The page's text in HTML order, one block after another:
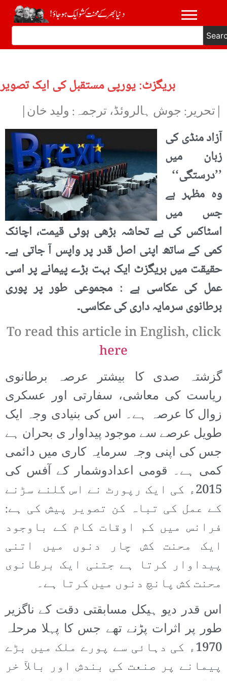
بریگزٹ: یورپی مستقبل کی ایک تصویر
|تحریر: جوش ہالروئڈ، ترجمہ: ولید خان|
آزاد منڈی کی
زبان میں
’’درستگی‘‘
وہ مظہر ہے
جس میں
اسٹاکس کی بے تحاشہ بڑھی ہوئی قیمت، اچانک
کمی کے ساتھ اپنی اصل قدر پر واپس آ جاتی ہے۔
حقیقت میں بریگزٹ ایک بہت بڑے پیمانے پر اسی
عمل کی عکاسی ہے : مجموعی طور پر پوری
برطانوی سرمایہ داری کی عکاسی۔
To read this article in English, click
here
گزشتہ صدی کا بیشتر عرصہ برطانوی
ریاست کی معاشی، سفارتی اور عسکری
زوال کا عرصہ ہے۔ اس کی بنیادی وجہ ایک
طویل عرصے سے موجود پیداوار ی بحران ہے
جس کی اپنی وجہ سرمایہ کاری میں دائمی
کمی ہے۔ قومی اعدادوشمار کے آفس کی
2015ء کی ایک رپورٹ نے اس گلنے سڑنے
کے عمل کی تباہ کن تصویر پیش کی ہے:
فرانس میں کم اوقات کام کے باوجود
ایک محنت کش چار دنوں میں اتنی
پیداوار کرتا ہے جتنی ایک برطانوی
محنت کش پانچ دنوں میں کرتا ہے۔
اس قدر دیو ہیکل مسابقتی دقت کے ناگزیر
طور پر اثرات پڑنے تھے جس کا پہلا مرحلہ
1970ء کی دہائی سے پورے ملک میں بڑے
پیمانے پر صنعت کی بندش اور بالآ خر